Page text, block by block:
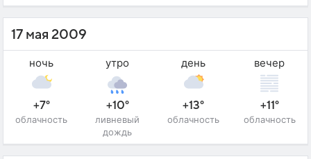
17 мая 2009
ночь
+7°
облачность
утро
+10°
ливневый
дождь
день
+13°
облачность
вечер
+11°
облачность